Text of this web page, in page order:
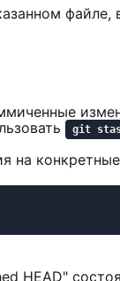
файле,
git
на
HEAD"